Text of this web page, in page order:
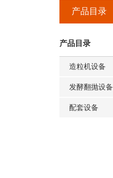
产品目录
产品目录
造粒机设备
发酵翻抛设备
配套设备